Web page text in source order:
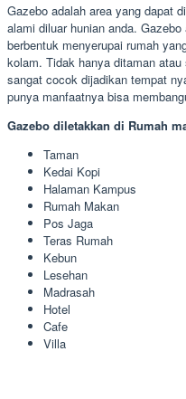
Gazebo adalah area yang dapat
alami diluar hunian anda.
berbentuk menyerupai rumah
kolam. Tidak hanya ditaman
sangat cocok dijadikan tempat
punya manfaatnya bisa
Gazebo diletakkan di Rumah
Taman
Kedai Kopi
Halaman Kampus
Rumah Makan
Pos Jaga
Teras Rumah
Kebun
Lesehan
Madrasah
Hotel
Cafe
Villa